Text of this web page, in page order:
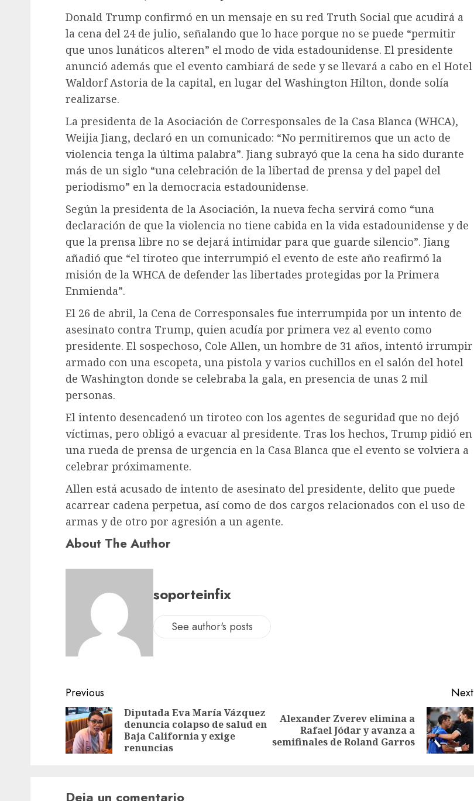
Donald Trump confirmó en un mensaje en su red Truth Social que acudirá a
la cena del 24 de julio, señalando que lo hace porque no se puede “permitir
que unos lunáticos alteren” el modo de vida estadounidense. El presidente
anunció además que el evento cambiará de sede y se llevará a cabo en el Hotel
Waldorf Astoria de la capital, en lugar del Washington Hilton, donde solía
realizarse.
La presidenta de la Asociación de Corresponsales de la Casa Blanca (WHCA),
Weijia Jiang, declaró en un comunicado: “No permitiremos que un acto de
violencia tenga la última palabra”. Jiang subrayó que la cena ha sido durante
más de un siglo “una celebración de la libertad de prensa y del papel del
periodismo” en la democracia estadounidense.
Según la presidenta de la Asociación, la nueva fecha servirá como “una
declaración de que la violencia no tiene cabida en la vida estadounidense y de
que la prensa libre no se dejará intimidar para que guarde silencio”. Jiang
añadió que “el tiroteo que interrumpió el evento de este año reafirmó la
misión de la WHCA de defender las libertades protegidas por la Primera
Enmienda”.
El 26 de abril, la Cena de Corresponsales fue interrumpida por un intento de
asesinato contra Trump, quien acudía por primera vez al evento como
presidente. El sospechoso, Cole Allen, un hombre de 31 años, intentó irrumpir
armado con una escopeta, una pistola y varios cuchillos en el salón del hotel
de Washington donde se celebraba la gala, en presencia de unas 2 mil
personas.
El intento desencadenó un tiroteo con los agentes de seguridad que no dejó
víctimas, pero obligó a evacuar al presidente. Tras los hechos, Trump pidió en
una rueda de prensa de urgencia en la Casa Blanca que el evento se volviera a
celebrar próximamente.
Allen está acusado de intento de asesinato del presidente, delito que puede
acarrear cadena perpetua, así como de dos cargos relacionados con el uso de
armas y de otro por agresión a un agente.
About The Author
soporteinfix
See author's posts
Previous
Diputada Eva María Vázquez
denuncia colapso de salud en
Baja California y exige
renuncias
Next
Alexander Zverev elimina a
Rafael Jódar y avanza a
semifinales de Roland Garros
Deja un comentario